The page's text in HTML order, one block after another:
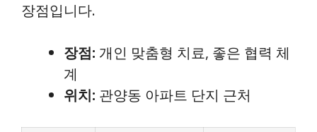
장점입니다.
장점: 개인 맞춤형 치료, 좋은 협력 체
계
위치: 관양동 아파트 단지 근처